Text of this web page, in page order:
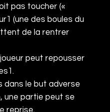
pas toucher («
1 (une des boules du
de la rentrer
peut repousser
1 .
dans le but adverse
une partie peut se
reprise.